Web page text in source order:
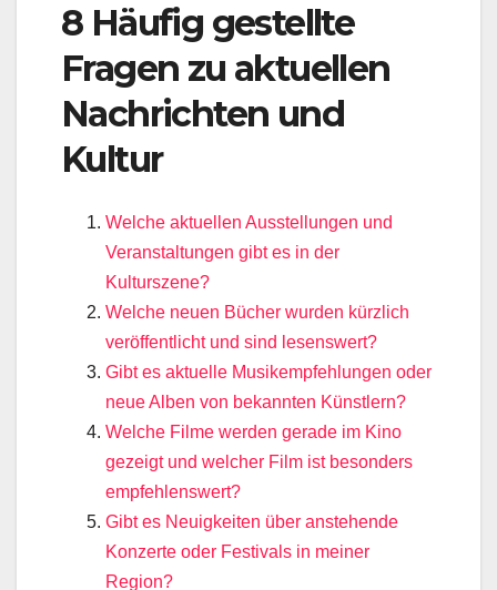
8 Häufig gestellte
Fragen zu aktuellen
Nachrichten und
Kultur
Welche aktuellen Ausstellungen und
Veranstaltungen gibt es in der
Kulturszene?
Welche neuen Bücher wurden kürzlich
veröffentlicht und sind lesenswert?
Gibt es aktuelle Musikempfehlungen oder
neue Alben von bekannten Künstlern?
Welche Filme werden gerade im Kino
gezeigt und welcher Film ist besonders
empfehlenswert?
Gibt es Neuigkeiten über anstehende
Konzerte oder Festivals in meiner
Region?